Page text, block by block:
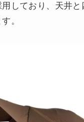
しており、天井
。